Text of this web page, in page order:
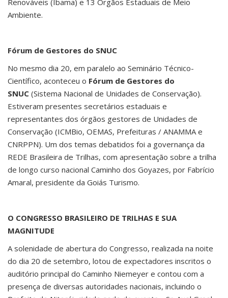
Ambiente.
Fórum de Gestores do SNUC
No mesmo dia 20, em paralelo ao Seminário Técnico-
Científico, aconteceu o Fórum de Gestores do
SNUC (Sistema Nacional de Unidades de Conservação).
Estiveram presentes secretários estaduais e
representantes dos órgãos gestores de Unidades de
Conservação (ICMBio, OEMAS, Prefeituras / ANAMMA e
CNRPPN). Um dos temas debatidos foi a governança da
REDE Brasileira de Trilhas, com apresentação sobre a trilha
de longo curso nacional Caminho dos Goyazes, por Fabrício
Amaral, presidente da Goiás Turismo.
O CONGRESSO BRASILEIRO DE TRILHAS E SUA
MAGNITUDE
A solenidade de abertura do Congresso, realizada na noite
do dia 20 de setembro, lotou de expectadores inscritos o
auditório principal do Caminho Niemeyer e contou com a
presença de diversas autoridades nacionais, incluindo o